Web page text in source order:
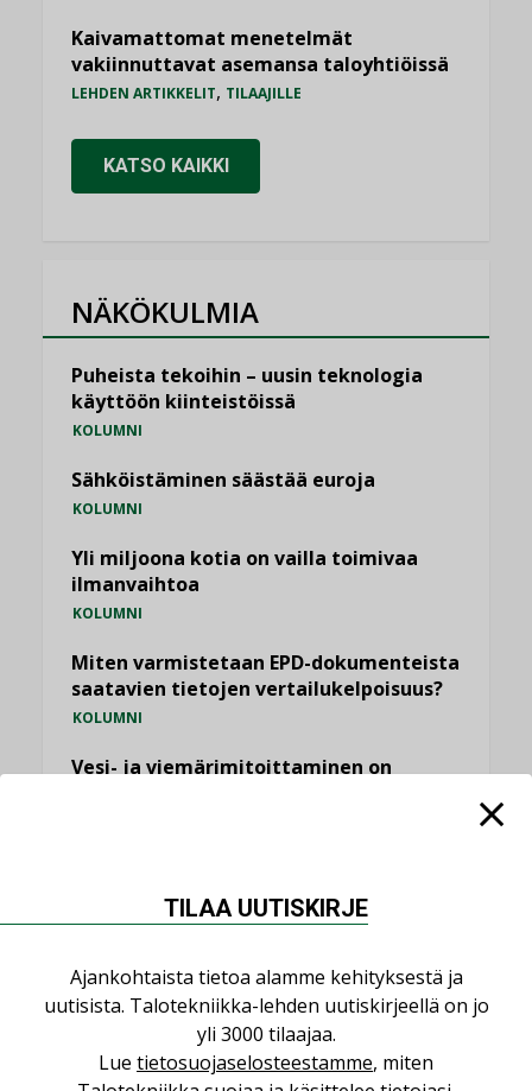
Kaivamattomat menetelmät
vakiinnuttavat asemansa taloyhtiöissä
LEHDEN ARTIKKELIT, TILAAJILLE
KATSO KAIKKI
NÄKÖKULMIA
Puheista tekoihin – uusin teknologia
käyttöön kiinteistöissä
KOLUMNI
Sähköistäminen säästää euroja
KOLUMNI
Yli miljoona kotia on vailla toimivaa
ilmanvaihtoa
KOLUMNI
Miten varmistetaan EPD-dokumenteista
saatavien tietojen vertailukelpoisuus?
KOLUMNI
Vesi- ja viemärimitoittaminen on
KATSO KAIKKI
NIMITYKSET
TILAA UUTISKIRJE
Ajankohtaista tietoa alamme kehityksestä ja
uutisista. Talotekniikka-lehden uutiskirjeellä on jo
yli 3000 tilaajaa.
Lue tietosuojaselosteestamme, miten